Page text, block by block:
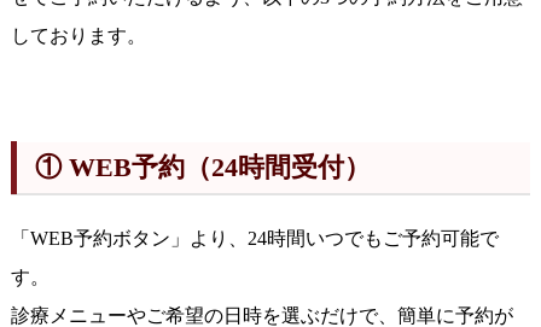
しております。
① WEB予約（24時間受付）
「WEB予約ボタン」より、24時間いつでもご予約可能で
す。
診療メニューやご希望の日時を選ぶだけで、簡単に予約が